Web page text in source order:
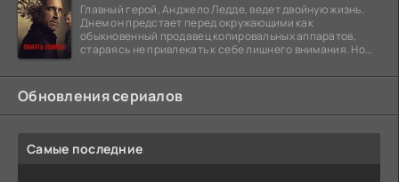
Главный герой, Анджело Ледде, ведет двойную жизнь.
Днем он предстает перед окружающими как
обыкновенный продавец копировальных аппаратов,
стараясь не привлекать к себе лишнего внимания. Но
Обновления сериалов
Самые последние